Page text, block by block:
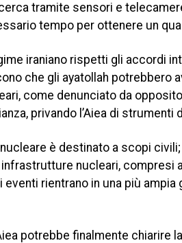
tramite sensori e
tempo per ottenere un
iraniano rispetti gli accordi
che gli ayatollah potrebbero
come denunciato da
privando l’Aiea di strumenti
è destinato a scopi
nucleari,
rientrano in una più ampia
potrebbe finalmente chiarire